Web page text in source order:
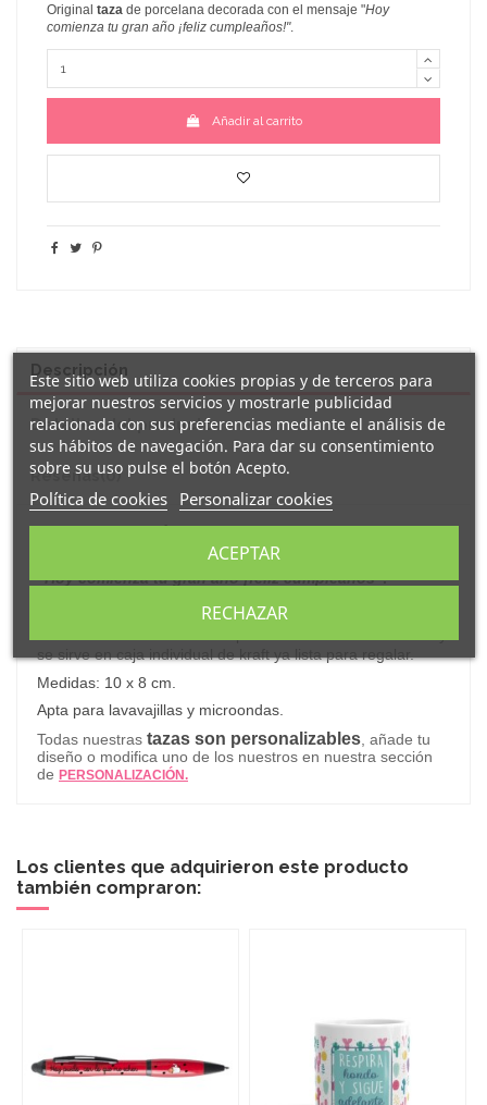
Original taza de porcelana decorada con el mensaje "Hoy
comienza tu gran año ¡feliz cumpleaños!".
Añadir al carrito
Descripción
Detalles del producto
Reseñas(0)
porcelana decorada con el mensaje:
"Hoy comienza tu gran año ¡feliz cumpleaños".
Un regalo perfecto para el cumple de cualquier ser querido.
se sirve en caja individual de kraft ya lista para regalar.
Medidas: 10 x 8 cm.
Apta para lavavajillas y microondas.
Todas nuestras tazas son personalizables , añade tu
diseño o modifica uno de los nuestros en nuestra sección
de PERSONALIZACIÓN.
Los clientes que adquirieron este producto
también compraron:
Este sitio web utiliza cookies propias y de terceros para
mejorar nuestros servicios y mostrarle publicidad
relacionada con sus preferencias mediante el análisis de
sus hábitos de navegación. Para dar su consentimiento
sobre su uso pulse el botón Acepto.
Política de cookies Personalizar cookies
RECHAZAR
ACEPTAR